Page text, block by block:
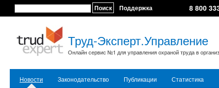
Поиск Поддержка 8 800
Труд-Эксперт.Управление
Онлайн сервис №1 для управления охраной труда в
Новости Законодательство Публикации Статистика